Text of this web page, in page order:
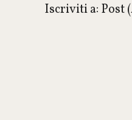
Iscriviti a: Post